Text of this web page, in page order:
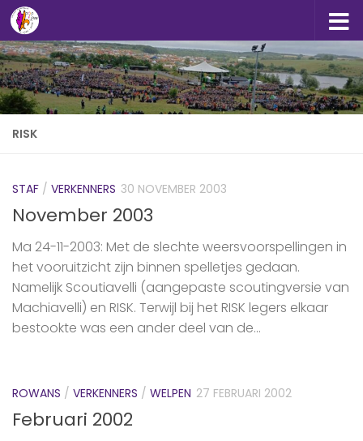
Doorgaan naar inhoud
RISK
STAF / VERKENNERS 30 NOVEMBER 2003
November 2003
Ma 24-11-2003: Met de slechte weersvoorspellingen in
het vooruitzicht zijn binnen spelletjes gedaan.
Namelijk Scoutiavelli (aangepaste scoutingversie van
Machiavelli) en RISK. Terwijl bij het RISK legers elkaar
bestookte was een ander deel van de...
ROWANS / VERKENNERS / WELPEN 27 FEBRUARI 2002
Februari 2002